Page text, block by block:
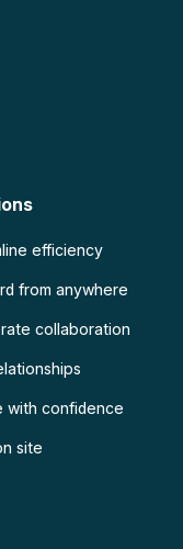
efficiency
from anywhere
collaboration
with confidence
site